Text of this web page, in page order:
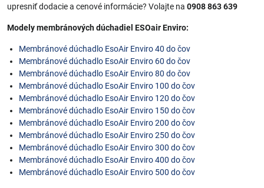
upresniť dodacie a cenové informácie? Volajte na 0908 863 639
Modely membránových dúchadiel ESOair Enviro:
Membránové dúchadlo EsoAir Enviro 40 do čov
Membránové dúchadlo EsoAir Enviro 60 do čov
Membránové dúchadlo EsoAir Enviro 80 do čov
Membránové dúchadlo EsoAir Enviro 100 do čov
Membránové dúchadlo EsoAir Enviro 120 do čov
Membránové dúchadlo EsoAir Enviro 150 do čov
Membránové dúchadlo EsoAir Enviro 200 do čov
Membránové dúchadlo EsoAir Enviro 250 do čov
Membránové dúchadlo EsoAir Enviro 300 do čov
Membránové dúchadlo EsoAir Enviro 400 do čov
Membránové dúchadlo EsoAir Enviro 500 do čov